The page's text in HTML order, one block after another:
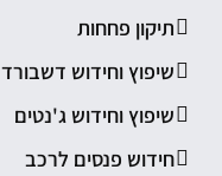
תיקון פחחות
שיפוץ וחידוש דשבורד
שיפוץ וחידוש ג'נטים
חידוש פנסים לרכב